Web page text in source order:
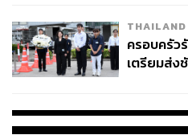
การขายเหรียญคริปโตในแบบแส
4 และผลประโยชน์จากการฝากแ
รียญคริปโตจากการส่งเสริมการ
เดียวกัน โดยอัตราภาษีไม่มีอัตร
สินทรัพย์ดิจิทัลคิดเป็นภาษีอัตร
THAILAND
ครอบครัว
เตรียมส่ง